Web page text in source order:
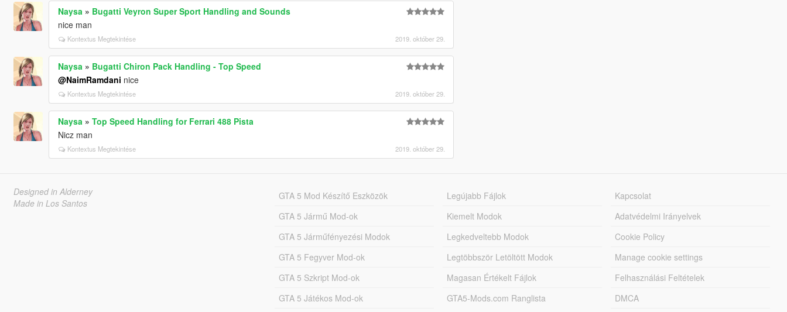
Naysa » Bugatti Veyron Super Sport Handling and Sounds
nice man
Kontextus Megtekintése 2019. október 29.
Naysa » Bugatti Chiron Pack Handling - Top Speed
@NaimRamdani nice
Kontextus Megtekintése 2019. október 29.
Naysa » Top Speed Handling for Ferrari 488 Pista
Nicz man
Kontextus Megtekintése 2019. október 29.
Designed in Alderney
Made in Los Santos
GTA 5 Mod Készítő Eszközök
GTA 5 Jármű Mod-ok
GTA 5 Járműfényezési Modok
GTA 5 Fegyver Mod-ok
GTA 5 Szkript Mod-ok
GTA 5 Játékos Mod-ok
Legújabb Fájlok
Kiemelt Modok
Legkedveltebb Modok
Legtöbbször Letöltött Modok
Magasan Értékelt Fájlok
GTA5-Mods.com Ranglista
Kapcsolat
Adatvédelmi Irányelvek
Cookie Policy
Manage cookie settings
Felhasználási Feltételek
DMCA